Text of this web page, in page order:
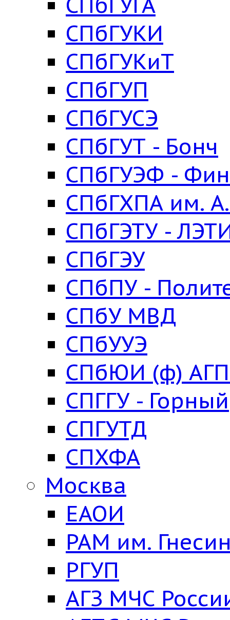
СПбГУКИ
СПбГУКиТ
СПбГУП
СПбГУСЭ
СПбГУТ - Бонч
СПбГУЭФ -
СПбГХПА им.
СПбГЭТУ -
СПбГЭУ
СПбПУ -
СПбУ МВД
СПбУУЭ
СПбЮИ (ф)
СПГГУ - Горный
СПГУТД
СПХФА
Москва
ЕАОИ
РАМ им.
РГУП
АГЗ МЧС